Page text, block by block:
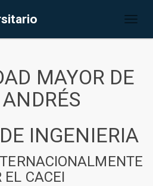
MAYOR DE
INGENIERIA
EL CACEI